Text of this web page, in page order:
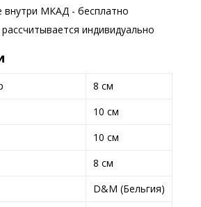
внутри МКАД - бесплатно
индивидуально
8 см
10 см
10 см
8 см
D&M (Бельгия)